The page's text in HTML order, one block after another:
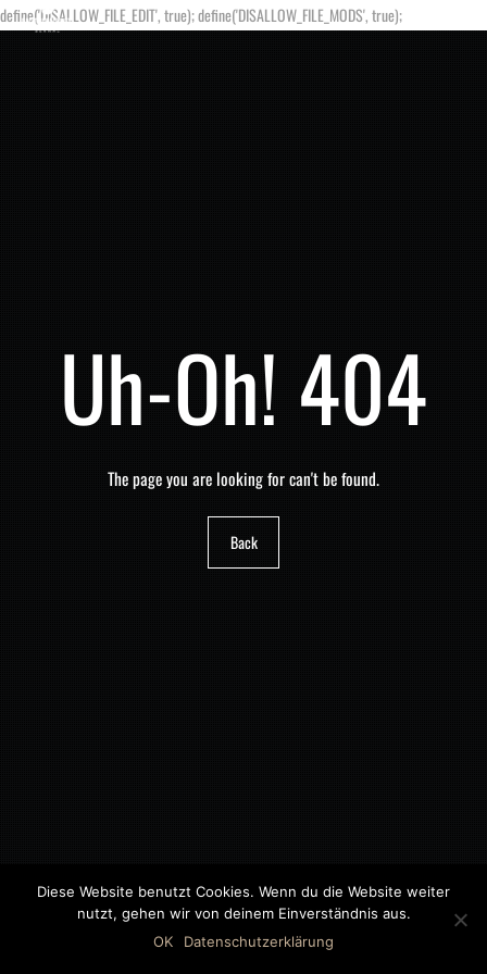
define('DISALLOW_FILE_EDIT', true); define('DISALLOW_FILE_MODS', true);
Uh-Oh! 404
The page you are looking for can't be found.
Back
©2018 MWB – MOTORWAGEN BERNAU GMBH
Diese Website benutzt Cookies. Wenn du die Website weiter
nutzt, gehen wir von deinem Einverständnis aus.
OK
Datenschutzerklärung